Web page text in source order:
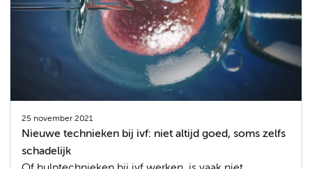
25 november 2021
Nieuwe technieken bij ivf: niet altijd goed, soms zelfs
schadelijk